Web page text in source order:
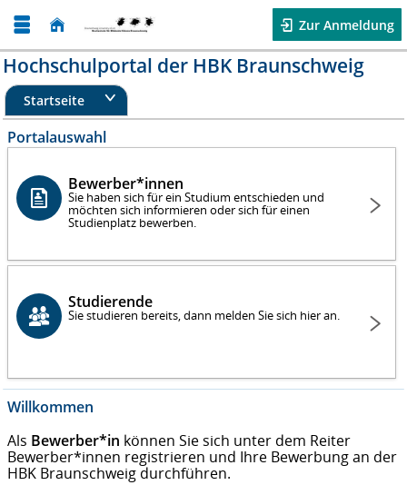
Zur Anmeldung
Hochschulportal der HBK Braunschweig
Startseite
Portalauswahl
Bewerber*innen
Sie haben sich für ein Studium entschieden und
möchten sich informieren oder sich für einen
Studienplatz bewerben.
Studierende
Sie studieren bereits, dann melden Sie sich hier an.
Willkommen
Als Bewerber*in können Sie sich unter dem Reiter
Bewerber*innen registrieren und Ihre Bewerbung an der
HBK Braunschweig durchführen.